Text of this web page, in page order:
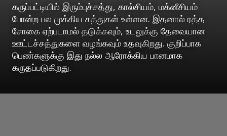
கருப்பட்டியில் இரும்புச்சத்து, கால்சியம், மக்னீசியம்
போன்ற பல முக்கிய சத்துகள் உள்ளன. இதனால் ரத்த
சோகை ஏற்படாமல் தடுக்கவும், உடலுக்கு தேவையான
ஊட்டச்சத்துகளை வழங்கவும் உதவுகிறது. குறிப்பாக
பெண்களுக்கு இது நல்ல ஆரோக்கிய பானமாக
கருதப்படுகிறது.